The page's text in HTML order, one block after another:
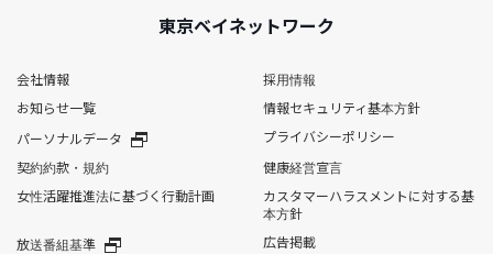
東京ベイネットワーク
会社情報
採用情報
お知らせ一覧
情報セキュリティ基本方針
パーソナルデータ
プライバシーポリシー
契約約款・規約
健康経営宣言
女性活躍推進法に基づく行動計画
カスタマーハラスメントに対する基
本方針
放送番組基準
広告掲載